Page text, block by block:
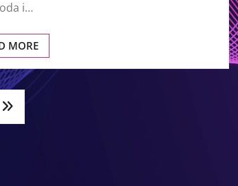
i…
MORE